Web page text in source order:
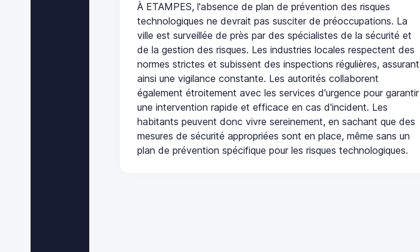
À ETAMPES, l'absence de plan de prévention des risques
technologiques ne devrait pas susciter de préoccupations. La
ville est surveillée de près par des spécialistes de la sécurité et
de la gestion des risques. Les industries locales respectent des
normes strictes et subissent des inspections régulières, assurant
ainsi une vigilance constante. Les autorités collaborent
également étroitement avec les services d'urgence pour garantir
une intervention rapide et efficace en cas d'incident. Les
habitants peuvent donc vivre sereinement, en sachant que des
mesures de sécurité appropriées sont en place, même sans un
plan de prévention spécifique pour les risques technologiques.